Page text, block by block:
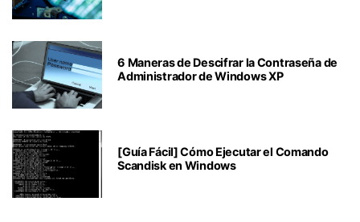
6 Maneras de Descifrar la Contraseña de
Administrador de Windows XP
[Guía Fácil] Cómo Ejecutar el Comando
Scandisk en Windows